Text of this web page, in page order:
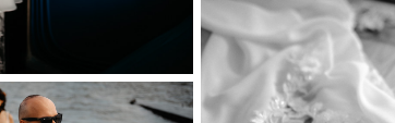
Contact Us